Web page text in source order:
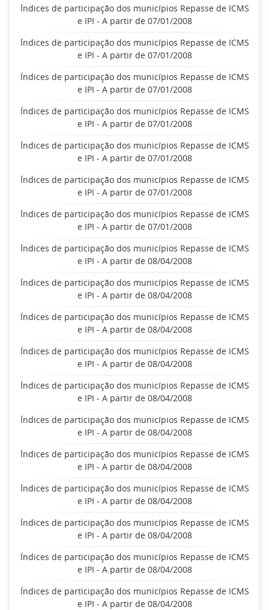
Índices de participação dos municípios Repasse de ICMS
e IPI - A partir de 07/01/2008
Índices de participação dos municípios Repasse de ICMS
e IPI - A partir de 07/01/2008
Índices de participação dos municípios Repasse de ICMS
e IPI - A partir de 07/01/2008
Índices de participação dos municípios Repasse de ICMS
e IPI - A partir de 07/01/2008
Índices de participação dos municípios Repasse de ICMS
e IPI - A partir de 07/01/2008
Índices de participação dos municípios Repasse de ICMS
e IPI - A partir de 07/01/2008
Índices de participação dos municípios Repasse de ICMS
e IPI - A partir de 07/01/2008
Índices de participação dos municípios Repasse de ICMS
e IPI - A partir de 08/04/2008
Índices de participação dos municípios Repasse de ICMS
e IPI - A partir de 08/04/2008
Índices de participação dos municípios Repasse de ICMS
e IPI - A partir de 08/04/2008
Índices de participação dos municípios Repasse de ICMS
e IPI - A partir de 08/04/2008
Índices de participação dos municípios Repasse de ICMS
e IPI - A partir de 08/04/2008
Índices de participação dos municípios Repasse de ICMS
e IPI - A partir de 08/04/2008
Índices de participação dos municípios Repasse de ICMS
e IPI - A partir de 08/04/2008
Índices de participação dos municípios Repasse de ICMS
e IPI - A partir de 08/04/2008
Índices de participação dos municípios Repasse de ICMS
e IPI - A partir de 08/04/2008
Índices de participação dos municípios Repasse de ICMS
e IPI - A partir de 08/04/2008
Índices de participação dos municípios Repasse de ICMS
e IPI - A partir de 08/04/2008